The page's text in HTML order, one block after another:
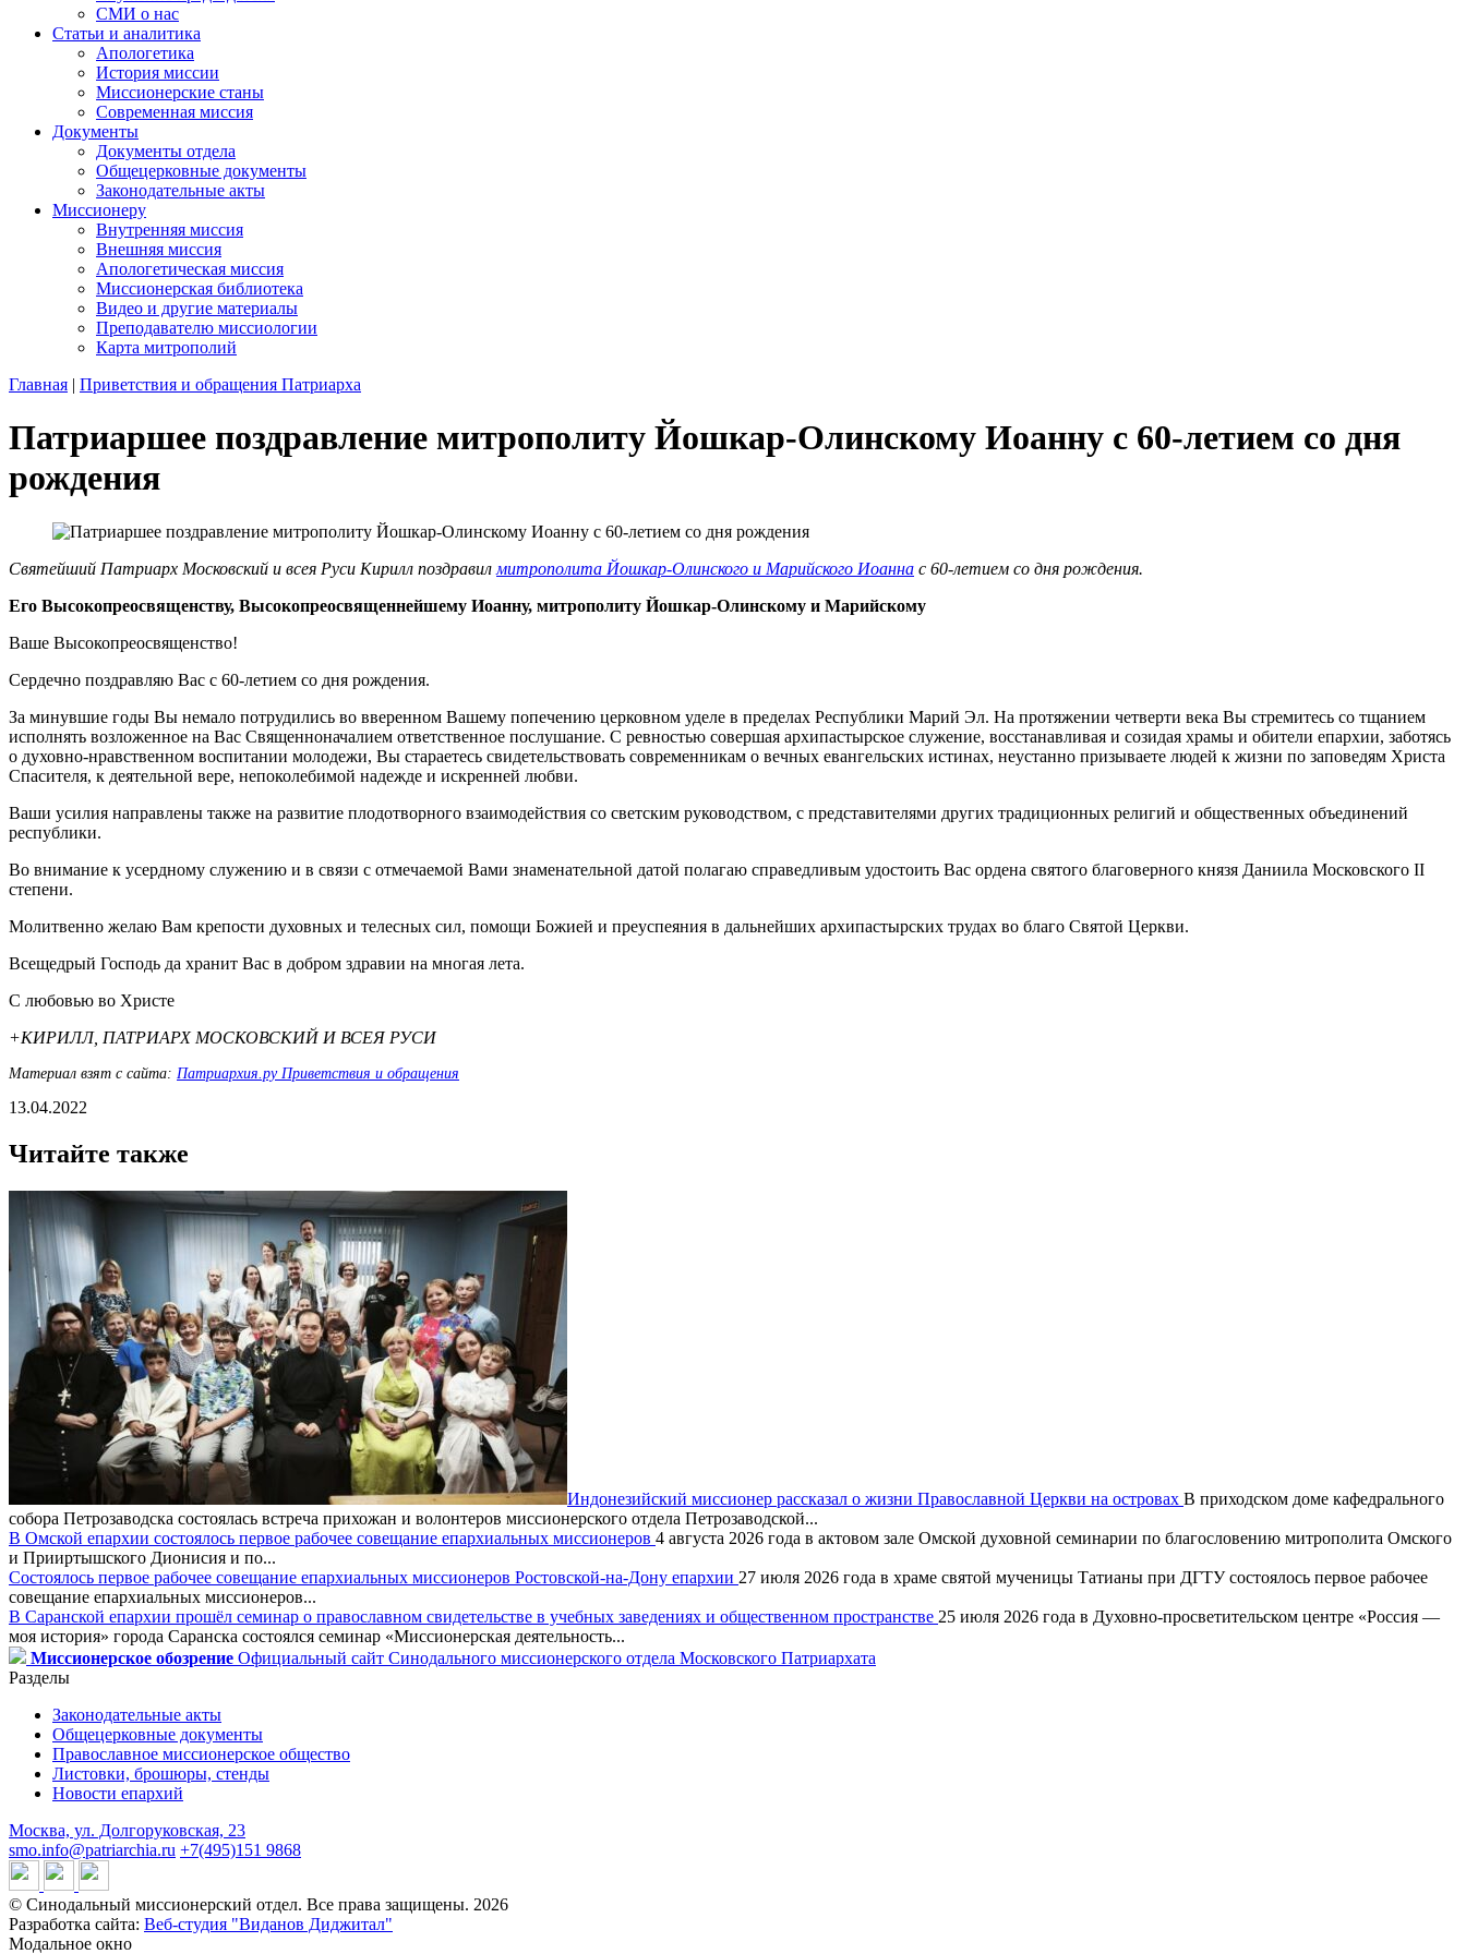
СМИ о нас
Статьи и аналитика
Апологетика
История миссии
Миссионерские станы
Современная миссия
Документы
Документы отдела
Общецерковные документы
Законодательные акты
Миссионеру
Внутренняя миссия
Внешняя миссия
Апологетическая миссия
Миссионерская библиотека
Видео и другие материалы
Преподавателю миссиологии
Карта митрополий
Главная | Приветствия и обращения Патриарха
Патриаршее поздравление митрополиту Йошкар-Олинскому Иоанну с 60-летием со дня
рождения
Святейший Патриарх Московский и всея Руси Кирилл поздравил митрополита Йошкар-Олинского и Марийского Иоанна с 60-летием со дня рождения.
Его Высокопреосвященству, Высокопреосвященнейшему Иоанну, митрополиту Йошкар-Олинскому и Марийскому
Ваше Высокопреосвященство!
Сердечно поздравляю Вас с 60-летием со дня рождения.
За минувшие годы Вы немало потрудились во вверенном Вашему попечению церковном уделе в пределах Республики Марий Эл. На протяжении четверти века Вы стремитесь со тщанием
исполнять возложенное на Вас Священноначалием ответственное послушание. С ревностью совершая архипастырское служение, восстанавливая и созидая храмы и обители епархии, заботясь
о духовно-нравственном воспитании молодежи, Вы стараетесь свидетельствовать современникам о вечных евангельских истинах, неустанно призываете людей к жизни по заповедям Христа
Спасителя, к деятельной вере, непоколебимой надежде и искренней любви.
Ваши усилия направлены также на развитие плодотворного взаимодействия со светским руководством, с представителями других традиционных религий и общественных объединений
республики.
Во внимание к усердному служению и в связи с отмечаемой Вами знаменательной датой полагаю справедливым удостоить Вас ордена святого благоверного князя Даниила Московского II
степени.
Молитвенно желаю Вам крепости духовных и телесных сил, помощи Божией и преуспеяния в дальнейших архипастырских трудах во благо Святой Церкви.
Всещедрый Господь да хранит Вас в добром здравии на многая лета.
С любовью во Христе
+КИРИЛЛ, ПАТРИАРХ МОСКОВСКИЙ И ВСЕЯ РУСИ
Материал взят с сайта: Патриархия.ру Приветствия и обращения
13.04.2022
Читайте также
Индонезийский миссионер рассказал о жизни Православной Церкви на островах В приходском доме кафедрального
собора Петрозаводска состоялась встреча прихожан и волонтеров миссионерского отдела Петрозаводской...
В Омской епархии состоялось первое рабочее совещание епархиальных миссионеров 4 августа 2026 года в актовом зале Омской духовной семинарии по благословению митрополита Омского
и Прииртышского Дионисия и по...
Состоялось первое рабочее совещание епархиальных миссионеров Ростовской-на-Дону епархии 27 июля 2026 года в храме святой мученицы Татианы при ДГТУ состоялось первое рабочее
совещание епархиальных миссионеров...
В Саранской епархии прошёл семинар о православном свидетельстве в учебных заведениях и общественном пространстве 25 июля 2026 года в Духовно-просветительском центре «Россия —
моя история» города Саранска состоялся семинар «Миссионерская деятельность...
Миссионерское обозрение Официальный сайт Синодального миссионерского отдела Московского Патриархата
Разделы
Законодательные акты
Общецерковные документы
Православное миссионерское общество
Листовки, брошюры, стенды
Новости епархий
Москва, ул. Долгоруковская, 23
smo.info@patriarchia.ru +7(495)151 9868
© Синодальный миссионерский отдел. Все права защищены. 2026
Разработка сайта: Веб-студия "Виданов Диджитал"
Модальное окно